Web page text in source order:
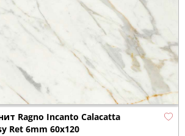
Ragno Incanto Calacatta
Ret 6mm 60х120